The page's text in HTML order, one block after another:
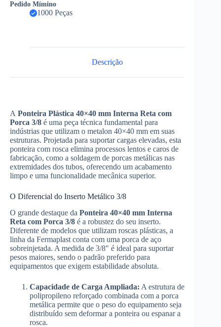
Pedido Mímino
1000 Peças
Descrição
A Ponteira Plástica 40×40 mm Interna Reta com
Porca 3/8 é uma peça técnica fundamental para
indústrias que utilizam o metalon 40×40 mm em suas
estruturas. Projetada para suportar cargas elevadas, esta
ponteira com rosca elimina processos lentos e caros de
fabricação, como a soldagem de porcas metálicas nas
extremidades dos tubos, oferecendo um acabamento
limpo e uma funcionalidade mecânica superior.
O Diferencial do Inserto Metálico 3/8
O grande destaque da Ponteira 40×40 mm Interna
Reta com Porca 3/8 é a robustez do seu inserto.
Diferente de modelos que utilizam roscas plásticas, a
linha da Fermaplast conta com uma porca de aço
sobreinjetada. A medida de 3/8″ é ideal para suportar
pesos maiores, sendo o padrão preferido para
equipamentos que exigem estabilidade absoluta.
Capacidade de Carga Ampliada: A estrutura de
polipropileno reforçado combinada com a porca
metálica permite que o peso do equipamento seja
distribuído sem deformar a ponteira ou espanar a
rosca.